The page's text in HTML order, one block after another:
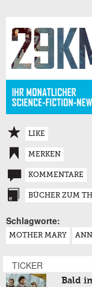
LIKE
MERKEN
KOMMENTARE
BÜCHER ZUM
Schlagworte:
MOTHER MARY
TICKER
Bald